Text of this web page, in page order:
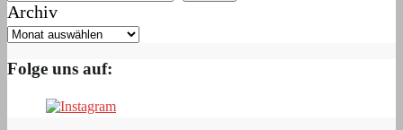
Archiv
Folge uns auf: